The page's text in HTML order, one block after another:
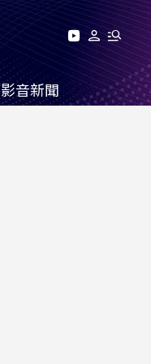
影音新聞